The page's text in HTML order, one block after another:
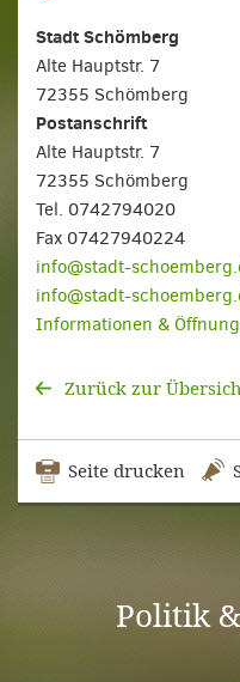
Stadt Schömberg
Alte Hauptstr. 7
72355 Schömberg
Postanschrift
Alte Hauptstr. 7
72355 Schömberg
Tel. 0742794020
Fax 07427940224
info@stadt-
info@stadt-
Informationen &
Zurück zur
Seite drucken
Politik